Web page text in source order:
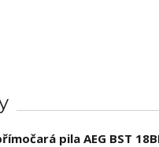
pila AEG BST